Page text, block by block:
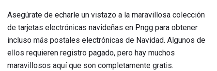
Asegúrate de echarle un vistazo a la maravillosa colección
de tarjetas electrónicas navideñas en Pngg para obtener
incluso más postales electrónicas de Navidad. Algunos de
ellos requieren registro pagado, pero hay muchos
maravillosos aquí que son completamente gratis.